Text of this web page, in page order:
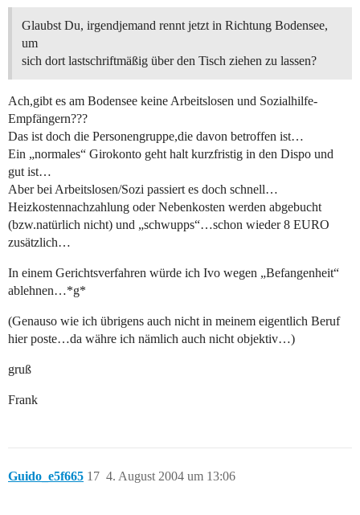
Glaubst Du, irgendjemand rennt jetzt in Richtung Bodensee,
um
sich dort lastschriftmäßig über den Tisch ziehen zu lassen?
Ach,gibt es am Bodensee keine Arbeitslosen und Sozialhilfe-
Empfängern???
Das ist doch die Personengruppe,die davon betroffen ist…
Ein „normales“ Girokonto geht halt kurzfristig in den Dispo und
gut ist…
Aber bei Arbeitslosen/Sozi passiert es doch schnell…
Heizkostennachzahlung oder Nebenkosten werden abgebucht
(bzw.natürlich nicht) und „schwupps“…schon wieder 8 EURO
zusätzlich…
In einem Gerichtsverfahren würde ich Ivo wegen „Befangenheit“
ablehnen…*g*
(Genauso wie ich übrigens auch nicht in meinem eigentlich Beruf
hier poste…da währe ich nämlich auch nicht objektiv…)
gruß
Frank
Guido_e5f665 4. August 2004 um 13:06
17